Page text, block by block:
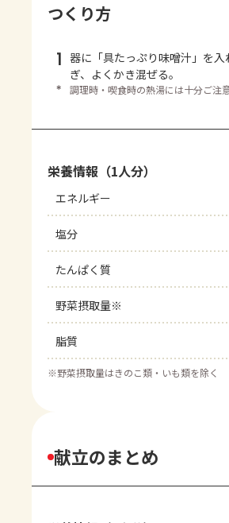
つくり方
1 器に「具たっぷり味噌汁」を
ぎ、よくかき混ぜる。
＊ 調理時・喫食時の熱湯には十分ご注
栄養情報（1人分）
エネルギー
塩分
たんぱく質
野菜摂取量※
脂質
※野菜摂取量はきのこ類・いも類を除く
献立のまとめ